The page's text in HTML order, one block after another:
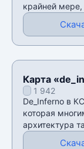
крайней мере,
Карта
1 942
De_Inferno в
которая
архитектура